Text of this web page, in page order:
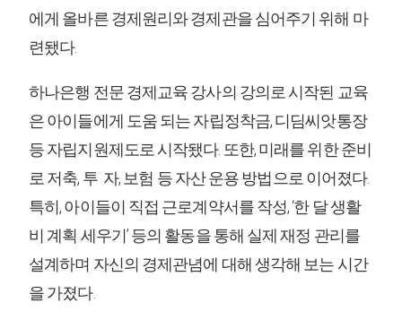
에게 올바른 경제원리와 경제관을 심어주기 위해 마
련됐다.
하나은행 전문 경제교육 강사의 강의로 시작된 교육
은 아이들에게 도움 되는 자립정착금, 디딤씨앗통장
등 자립지원제도로 시작됐다. 또한, 미래를 위한 준비
로 저축, 투 자, 보험 등 자산 운용 방법으로 이어졌다.
특히, 아이들이 직접 근로계약서를 작성, ‘한 달 생활
비 계획 세우기’ 등의 활동을 통해 실제 재정 관리를
설계하며 자신의 경제관념에 대해 생각해 보는 시간
을 가졌다.